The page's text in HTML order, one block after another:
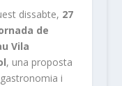
dissabte, 27
de
Vila
, una proposta
i